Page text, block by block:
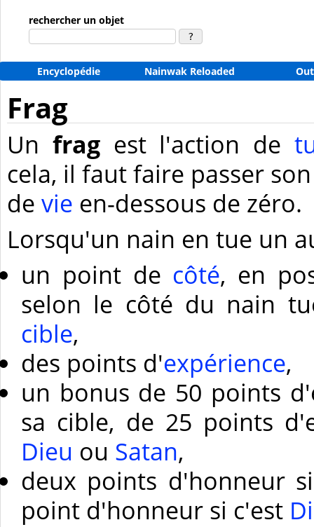
rechercher un objet
Encyclopédie Nainwak Reloaded
Frag
Un fragest l'action de
cela, il faut faire passer
de vie en-dessous de zéro.
Lorsqu'un nain en tue un
un point de côté, en
selon le côté du nain
cible,
des points d'expérience,
un bonus de 50 points
sa cible, de 25 points
Dieu ou Satan,
deux points d'honneur
point d'honneur si c'est